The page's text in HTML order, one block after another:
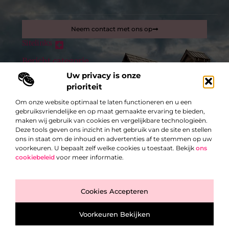
Uw privacy is onze
prioriteit
Om onze website optimaal te laten functioneren en u een
gebruiksvriendelijke en op maat gemaakte ervaring te bieden,
maken wij gebruik van cookies en vergelijkbare technologieën.
Deze tools geven ons inzicht in het gebruik van de site en stellen
ons in staat om de inhoud en advertenties af te stemmen op uw
voorkeuren. U bepaalt zelf welke cookies u toestaat. Bekijk ons
cookiebeleid voor meer informatie.
Cookies Accepteren
Voorkeuren Bekijken
Top
Sitelinks
Optimale gezondheid en hygiëne met
zwembadafdekkingen
Ouderwetse keukendeurtjes vervangen
Persoonlijke stijl en MHP: hoe haartattoo’s jouw unieke look
kunnen versterken
Welke veiligheidsschoenen heb ik nodig?
Bericht categorie
Neem contact met ons op
www.exclusiefbedrijf.be. All Right Reserved.